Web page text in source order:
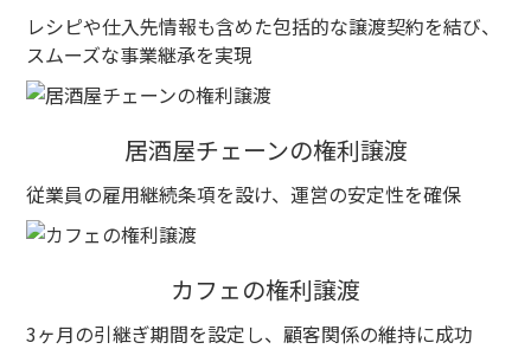
レシピや仕入先情報も含めた包括的な譲渡契約を結び、
スムーズな事業継承を実現
居酒屋チェーンの権利譲渡
従業員の雇用継続条項を設け、運営の安定性を確保
カフェの権利譲渡
3ヶ月の引継ぎ期間を設定し、顧客関係の維持に成功